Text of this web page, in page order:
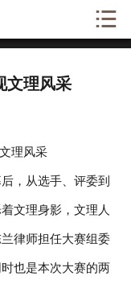
成功案例
律师风采
法律问答

文理风采
，从选手、评委到
文理身影，文理人
律师担任大赛组委
也是本次大赛的两